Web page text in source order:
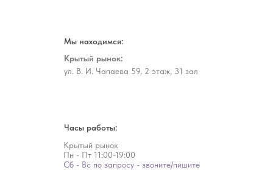
Крытый рынок:
ул. В. И. Чапаева 59, 2 этаж, 31 зал
Мы находимся:
Крытый рынок
Пн - Пт 11:00-19:00
Сб - Вс по запросу - звоните/пишите
Часы работы: